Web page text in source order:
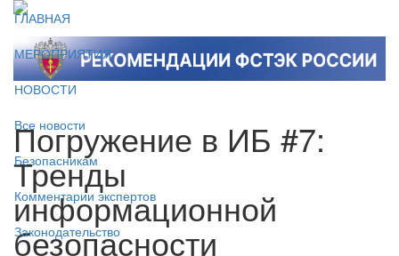
ГЛАВНАЯ
МЕРОПРИЯТИЯ
НОВОСТИ
Все новости
Безопасникам
Комментарии экспертов
Законодательство
Погружение в ИБ #7:
Тренды
информационной
безопасности